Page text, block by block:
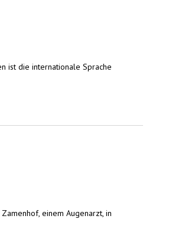
ist die internationale Sprache
einem Augenarzt, in